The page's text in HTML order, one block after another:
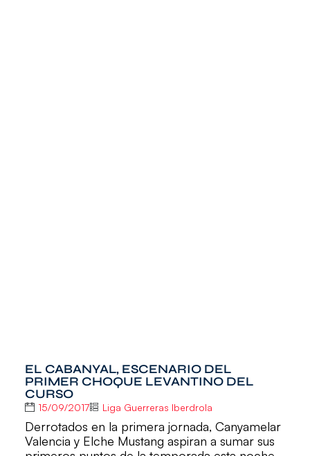
EL CABANYAL, ESCENARIO DEL
PRIMER CHOQUE LEVANTINO DEL
CURSO
15/09/2017 Liga Guerreras Iberdrola
Derrotados en la primera jornada, Canyamelar
Valencia y Elche Mustang aspiran a sumar sus